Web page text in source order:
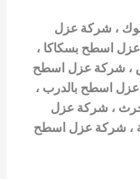
، شركة عزل
اسطح بسكاكا ،
، شركة عزل اسطح
اسطح بالدرب ،
، شركة عزل
، شركة عزل اسطح